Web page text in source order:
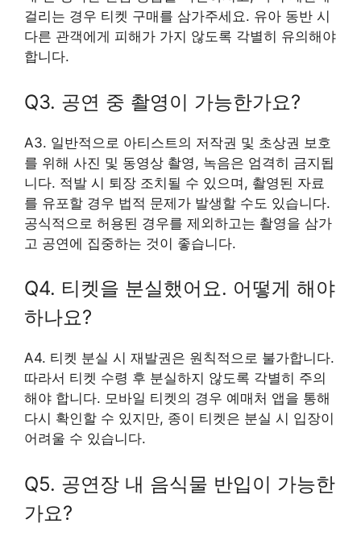
걸리는 경우 티켓 구매를 삼가주세요. 유아 동반 시
다른 관객에게 피해가 가지 않도록 각별히 유의해야
합니다.
Q3. 공연 중 촬영이 가능한가요?
A3. 일반적으로 아티스트의 저작권 및 초상권 보호
를 위해 사진 및 동영상 촬영, 녹음은 엄격히 금지됩
니다. 적발 시 퇴장 조치될 수 있으며, 촬영된 자료
를 유포할 경우 법적 문제가 발생할 수도 있습니다.
공식적으로 허용된 경우를 제외하고는 촬영을 삼가
고 공연에 집중하는 것이 좋습니다.
Q4. 티켓을 분실했어요. 어떻게 해야
하나요?
A4. 티켓 분실 시 재발권은 원칙적으로 불가합니다.
따라서 티켓 수령 후 분실하지 않도록 각별히 주의
해야 합니다. 모바일 티켓의 경우 예매처 앱을 통해
다시 확인할 수 있지만, 종이 티켓은 분실 시 입장이
어려울 수 있습니다.
Q5. 공연장 내 음식물 반입이 가능한
가요?